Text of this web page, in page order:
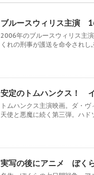
ブルースウィリス主演
2006年のブルースウィリス主
くれの刑事が護送を命令されし
安定のトムハンクス！
トムハンクス主演映画。ダ・ヴ
天使と悪魔に続く第三弾。ハド
実写の後にアニメ ぼく